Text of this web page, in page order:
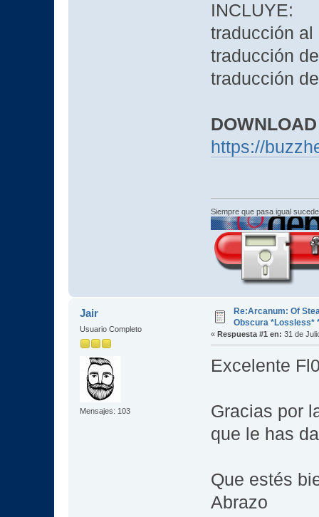
INCLUYE:
traducción al
traducción
traducción
DOWNLOAD
https://
Siempre que pasa igual
Jair
Usuario Completo
Mensajes: 103
Re:Arcanum: Of
Obscura *Lossless*
« Respuesta #1 en: 31 de
Excelente
Gracias por
que le has
Que estés
Abrazo